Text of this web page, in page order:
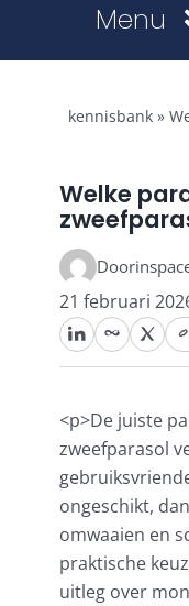
Menu
Stokparasols
Zweefparasols
Horeca parasols
Muurparasols
Schaduwdoeken
Snel leverbaar
kennisbank »
Welke
Door
21 februari
<p>De juiste
zweefparasol
ongeschikt,
omwaaien en
praktische
uitleg over